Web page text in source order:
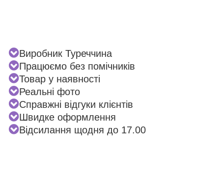
Виробник Туреччина
Працюємо без помічників
Товар у наявності
Реальні фото
Справжні відгуки клієнтів
Швидке оформлення
Відсилання щодня до 17.00